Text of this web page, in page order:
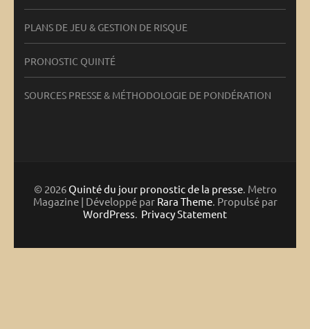
PLANS DE JEU & GESTION DE RISQUE
PRONOSTIC QUINTÉ
SOURCES PRESSE & MÉTHODOLOGIE DE PONDÉRATION
© 2026Quinté du jour pronostic de la presse. Metro
Magazine | Développé par Rara Theme. Propulsé par
WordPress Privacy Statement